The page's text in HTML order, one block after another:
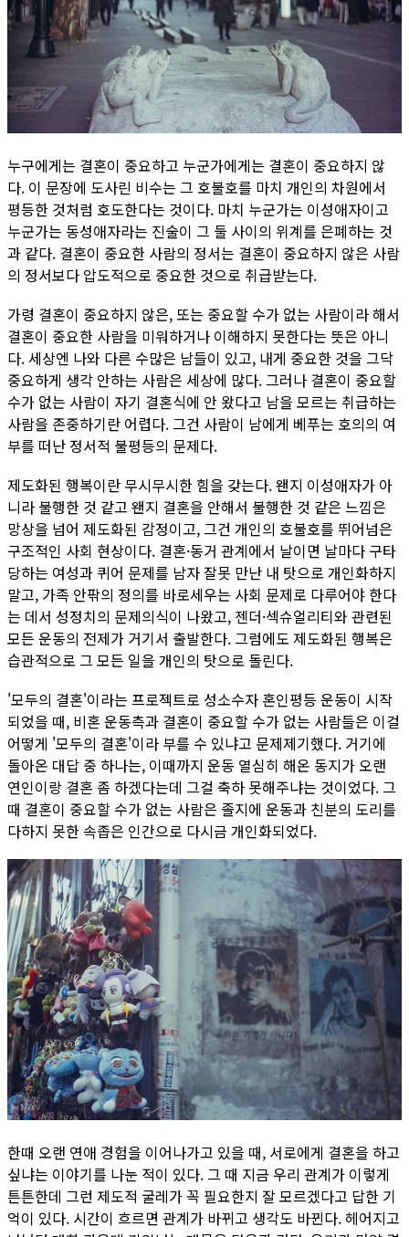
누구에게는 결혼이 중요하고 누군가에게는 결혼이 중요하지 않
다. 이 문장에 도사린 비수는 그 호불호를 마치 개인의 차원에서
평등한 것처럼 호도한다는 것이다. 마치 누군가는 이성애자이고
누군가는 동성애자라는 진술이 그 둘 사이의 위계를 은폐하는 것
과 같다. 결혼이 중요한 사람의 정서는 결혼이 중요하지 않은 사람
의 정서보다 압도적으로 중요한 것으로 취급받는다.
가령 결혼이 중요하지 않은, 또는 중요할 수가 없는 사람이라 해서
결혼이 중요한 사람을 미워하거나 이해하지 못한다는 뜻은 아니
다. 세상엔 나와 다른 수많은 남들이 있고, 내게 중요한 것을 그닥
중요하게 생각 안하는 사람은 세상에 많다. 그러나 결혼이 중요할
수가 없는 사람이 자기 결혼식에 안 왔다고 남을 모르는 취급하는
사람을 존중하기란 어렵다. 그건 사람이 남에게 베푸는 호의의 여
부를 떠난 정서적 불평등의 문제다.
제도화된 행복이란 무시무시한 힘을 갖는다. 왠지 이성애자가 아
니라 불행한 것 같고 왠지 결혼을 안해서 불행한 것 같은 느낌은
망상을 넘어 제도화된 감정이고, 그건 개인의 호불호를 뛰어넘은
구조적인 사회 현상이다. 결혼·동거 관계에서 날이면 날마다 구타
당하는 여성과 퀴어 문제를 남자 잘못 만난 내 탓으로 개인화하지
말고, 가족 안팎의 정의를 바로세우는 사회 문제로 다루어야 한다
는 데서 성정치의 문제의식이 나왔고, 젠더·섹슈얼리티와 관련된
모든 운동의 전제가 거기서 출발한다. 그럼에도 제도화된 행복은
습관적으로 그 모든 일을 개인의 탓으로 돌린다.
'모두의 결혼'이라는 프로젝트로 성소수자 혼인평등 운동이 시작
되었을 때, 비혼 운동측과 결혼이 중요할 수가 없는 사람들은 이걸
어떻게 '모두의 결혼'이라 부를 수 있냐고 문제제기했다. 거기에
돌아온 대답 중 하나는, 이때까지 운동 열심히 해온 동지가 오랜
연인이랑 결혼 좀 하겠다는데 그걸 축하 못해주냐는 것이었다. 그
때 결혼이 중요할 수가 없는 사람은 졸지에 운동과 친분의 도리를
다하지 못한 속좁은 인간으로 다시금 개인화되었다.
한때 오랜 연애 경험을 이어나가고 있을 때, 서로에게 결혼을 하고
싶냐는 이야기를 나눈 적이 있다. 그 때 지금 우리 관계가 이렇게
튼튼한데 그런 제도적 굴레가 꼭 필요한지 잘 모르겠다고 답한 기
억이 있다. 시간이 흐르면 관계가 바뀌고 생각도 바뀐다. 헤어지고